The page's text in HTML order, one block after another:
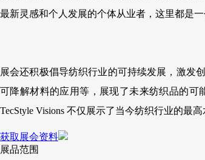
最新灵感和个人发展的个体从业者，这里都是
展会还积极倡导纺织行业的可持续发展，激发
可降解材料的应用等，展现了未来纺织品的可
TecStyle Visions 不仅展示了当今纺织行业的最
获取展会资料
展品范围